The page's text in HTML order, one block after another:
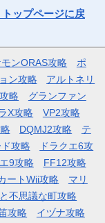
ップページに戻
ンORAS攻略
ポ
ン攻略
アルトネリ
略
グランファン
X攻略
VP2攻略
DQMJ2攻略
テ
ド攻略
ドラクエ6攻
9攻略
FF12攻略
ートWii攻略
マリ
不思議な町攻略
攻略 イヅナ攻略